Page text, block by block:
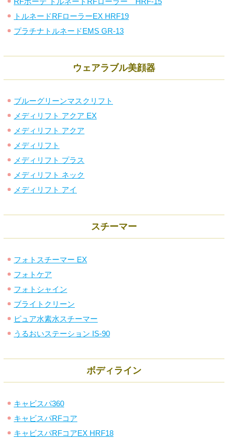
トルネードRFローラーEX HRF19
プラチナトルネードEMS GR-13
ウェアラブル美顔器
ブルーグリーンマスクリフト
メディリフト アクア EX
メディリフト アクア
メディリフト
メディリフト プラス
メディリフト ネック
メディリフト アイ
スチーマー
フォトスチーマー EX
フォトケア
フォトシャイン
ブライトクリーン
ピュア水素水スチーマー
うるおいステーション IS-90
ボディライン
キャビスパ360
キャビスパRFコア
キャビスパRFコアEX HRF18